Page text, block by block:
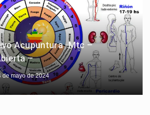
Acupuntura -Mtc –
–
de mayo de 2024